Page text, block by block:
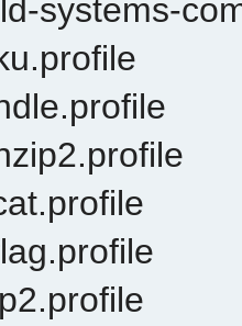
systems-